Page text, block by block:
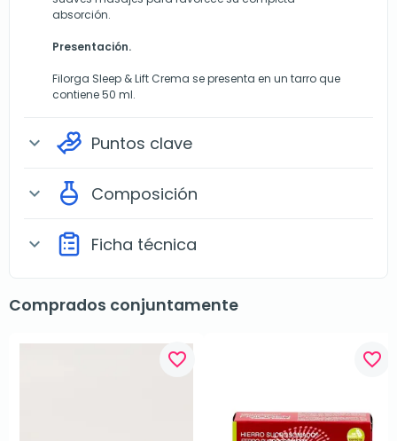
absorción.
Presentación.
Filorga Sleep & Lift Crema se presenta en un tarro que
contiene 50 ml.
expand_more Puntos clave
expand_more Composición
expand_more Ficha técnica
Comprados conjuntamente
favorite_border favorite_border